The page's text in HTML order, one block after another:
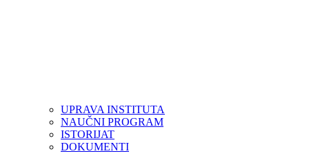
UPRAVA INSTITUTA
NAUČNI PROGRAM
ISTORIJAT
DOKUMENTI